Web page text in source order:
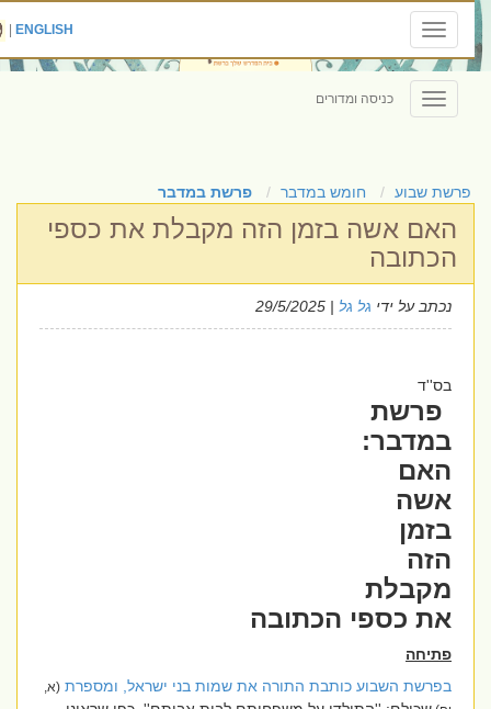
Toggle
navigation
ENGLISH
|
Toggle
navigation
כניסה ומדורים
פרשת שבוע חומש במדבר פרשת במדבר
האם אשה בזמן הזה מקבלת את כספי
הכתובה
נכתב על ידיגל גל | 29/5/2025
בס''ד
פרשת
במדבר:
האם
אשה
בזמן
הזה
מקבלת
את כספי הכתובה
פתיחה
בפרשת השבוע כותבת התורה את שמות בני ישראל, ומספרת(א,